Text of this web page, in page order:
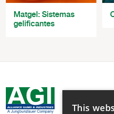
Matgel: Sistemas
gelificantes
This